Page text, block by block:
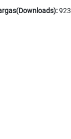
923